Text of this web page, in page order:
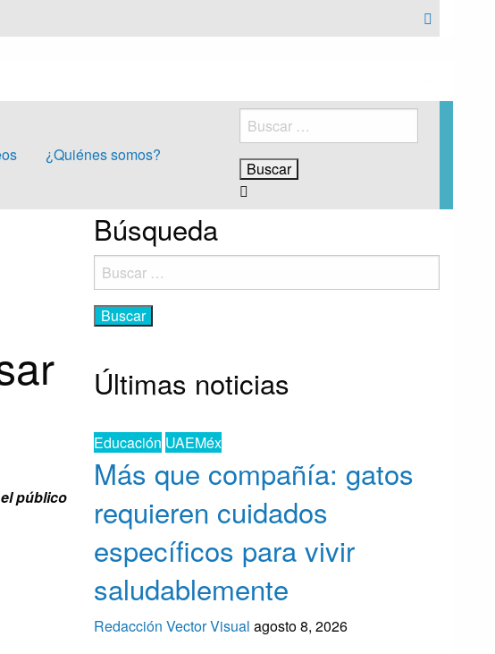
¿Quiénes somos?
Buscar:
público
Búsqueda
Buscar:
Últimas noticias
Educación UAEMéx
Más que compañía: gatos
requieren cuidados
específicos para vivir
saludablemente
Redacción Vector Visualagosto 8, 2026